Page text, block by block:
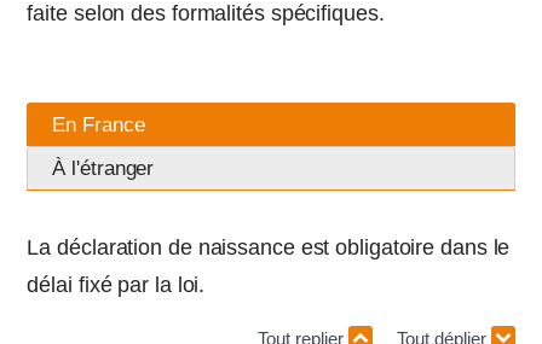
faite selon des formalités spécifiques.
En France
À l'étranger
La déclaration de naissance est obligatoire dans le
délai fixé par la loi.
Tout replier Tout déplier